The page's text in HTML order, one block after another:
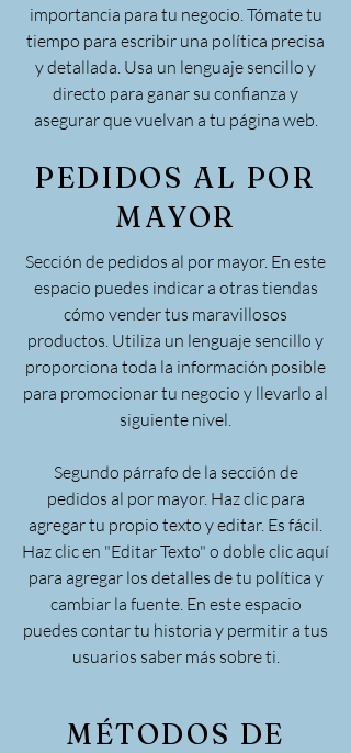
importancia para tu negocio. Tómate tu
tiempo para escribir una política precisa
y detallada. Usa un lenguaje sencillo y
directo para ganar su confianza y
asegurar que vuelvan a tu página web.
PEDIDOS AL POR
MAYOR
Sección de pedidos al por mayor. En este
espacio puedes indicar a otras tiendas
cómo vender tus maravillosos
productos. Utiliza un lenguaje sencillo y
proporciona toda la información posible
para promocionar tu negocio y llevarlo al
siguiente nivel.
Segundo párrafo de la sección de
pedidos al por mayor. Haz clic para
agregar tu propio texto y editar. Es fácil.
Haz clic en "Editar Texto" o doble clic aquí
para agregar los detalles de tu política y
cambiar la fuente. En este espacio
puedes contar tu historia y permitir a tus
usuarios saber más sobre ti.
MÉTODOS DE